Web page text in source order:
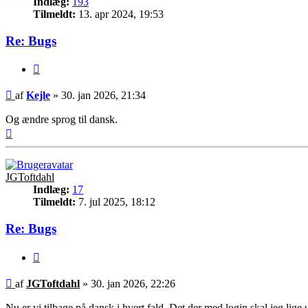
Tilmeldt: 13. apr 2024, 19:53
Re: Bugs
Indlæg
afKejle » 30. jan 2026, 21:34
Og ændre sprog til dansk.
JGToftdahl
Indlæg: 17
Tilmeldt: 7. jul 2025, 18:12
Re: Bugs
Indlæg
afJGToftdahl » 30. jan 2026, 22:26